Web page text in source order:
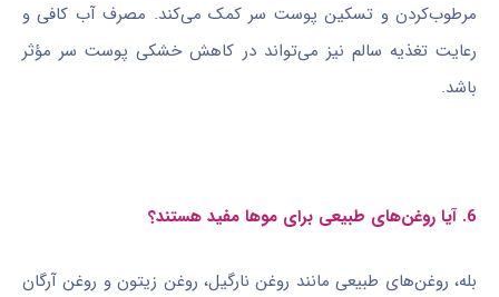
مرطوب‌کردن و تسکین پوست سر کمک می‌کند. مصرف آب کافی و
رعایت تغذیه سالم نیز می‌تواند در کاهش خشکی پوست سر مؤثر
باشد.
6. آیا روغن‌های طبیعی برای موها مفید هستند؟
بله، روغن‌های طبیعی مانند روغن نارگیل، روغن زیتون و روغن آرگان